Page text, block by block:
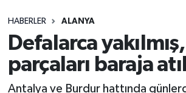
HABERLER ALANYA
Defalarca yakılmış,
parçaları baraja
Antalya ve Burdur hattında
Siyaset
Spor
Turizm
Süper Lig Puan Durumu ve
Tüm Manşetler
Son Dakika Haberleri